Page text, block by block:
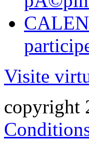
Visite
copyright